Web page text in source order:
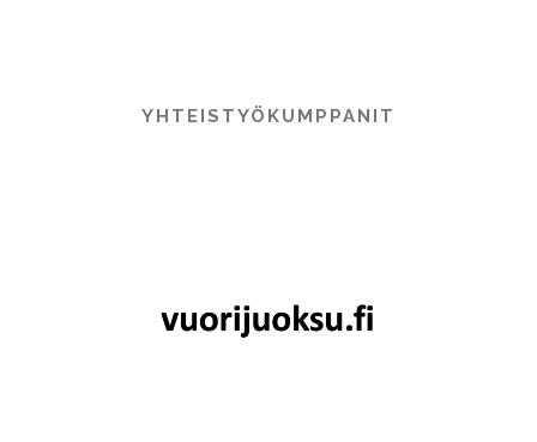
YHTEISTYÖKUMPPANIT